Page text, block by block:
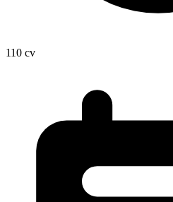
110 cv